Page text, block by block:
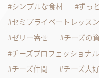
シンプルな食材
ずっ
セミプライベートレッス
ゼリー寄せ
チーズの
チーズプロフェッショナ
チーズ仲間
チーズ大